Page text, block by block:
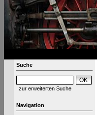
Suche
zur erweiterten Suche
Navigation